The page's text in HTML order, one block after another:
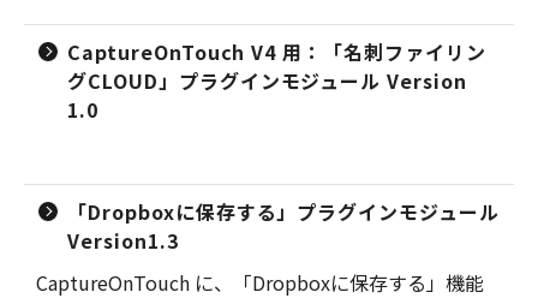
CaptureOnTouch V4 用：「名刺ファイリン
グCLOUD」プラグインモジュール Version
1.0
「Dropboxに保存する」プラグインモジュール
Version1.3
CaptureOnTouch に、「Dropboxに保存する」機能